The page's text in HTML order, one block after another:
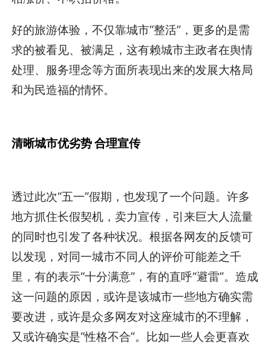
好的旅游体验，不仅靠城市“整活”，更多的是需
求的被看见、被满足，这有赖城市主政者在舆情
处理、服务理念等方面所表现出来的发展大格局
和为民造福的情怀。
清晰城市优劣势 合理宣传
透过此次“五一”假期，也发现了一个问题。许多
地方抓住长假契机，卖力宣传，引来巨大人流量
的同时也引发了各种状况。根据各网友的反馈可
以发现，对同一城市不同人的评价可能差之千
里，有的表示“十分满意”，有的直呼“避雷”。造成
这一问题的原因，或许是该城市一些地方确实需
要改进，或许是众多网友对这座城市的不理解，
又或许确实是“性格不合”。比如一些人会更喜欢